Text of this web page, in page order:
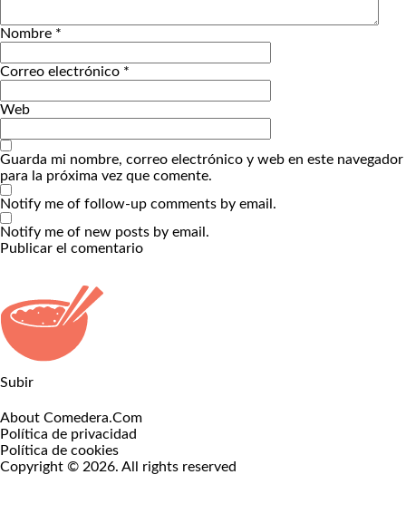
Nombre *
Correo electrónico *
Web
Guarda mi nombre, correo electrónico y web en este navegador
para la próxima vez que comente.
Notify me of follow-up comments by email.
Notify me of new posts by email.
Subir
About Comedera.Com
Política de privacidad
Política de cookies
Copyright © 2026. All rights reserved